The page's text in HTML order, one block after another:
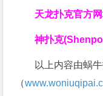
天龙扑克官方
神扑克
以上内容由蜗
（